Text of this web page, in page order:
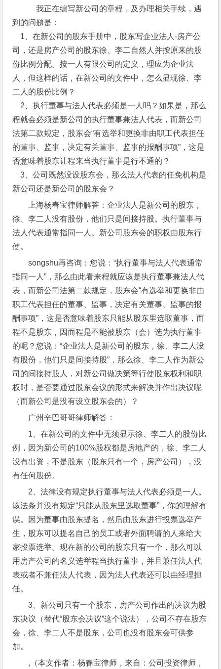
我正在编写新公司的章程，及办理相关手续，遇
到的问题是：
1、在新公司的股东手册中，股东写企业法人-房产公
司，还是房产公司的股东徐、李二自然人并按原来的股
份比例分配。按一人有限公司的定义，理应为企业法
人，但这样的话，在新公司的文件中，怎么显现徐、李
二人的股份比例？
2、执行董事与法人代表必须是一人吗？如果是，那么
程就会必须是新公司的执行董事兼法人代表，而新公司
法第二款规定，股东会“有选举和更换非由职工代表担任
的董事、监事，决定有关董事、监事的报酬事项”，这是
否意味着股东让程来当执行董事是行不通的？
3、公司既然没设股东会，那么法人代表的任免机构是
新公司还是新公司的股东会？
上海杨春宝律师解答：企业法人是新公司的股东，
徐、李二人没有股份，他们只是间接持股。执行董事与
法人代表通常指同一人。新公司股东会的职权由股东行
使。
songshu再咨询：您说：“执行董事与法人代表通常
指同一人”，那么由此看来程就应该是执行董事兼法人代
表，而新公司法第二款规定，股东会“有选举和更换非由
职工代表担任的董事、监事，决定有关董事、监事的报
酬事项”，这是否意味着股东只能从股东里选取董事，而
程不是股东，因而程是不能被股东（会）选为执行董事
的呢？您说：“企业法人是新公司的股东，徐、李二人没
有股份，他们只是间接持股”，那么徐、李二人作为新公
司的间接持股人，对新公司做决策等行使股东权利和职
权时，是否要通过股东会议的形式来解决并作出决议呢
（而新公司是没有设立股东会的）？
广州辛巴哥哥律师解答：
1、在新公司的文件中无须显示徐、李二人的股份比
例，因为新公司的100%股权都是房地产的，徐、李二人
没有出资，不是股东（股东只有一个，房产公司），没
有任何股份。
2、法律没有规定执行董事与法人代表必须是一人。
该法条并没有规定“只能从股东里选取董事”，你的理解有
误。因为董事由股东提名，然后由股东进行投票选举产
生，股东可以提名自己的员工或者外面聘请的人来给大
家投票选举。现在新的公司的股东只有一个，那么可以
用房产公司的名义选举程当执行董事，并且兼任法人代
表或者不兼任法人代表，因为法人代表还可以由经理担
任。
3、新公司只有一个股东，房产公司作出的决议为股
东决议（替代“股东会决议”这个说法），公司不存在股东
会，徐、李二人不是股东，公司也没有股东会可供参
加。
,（本文作者：杨春宝律师，来自：公司投资律师，